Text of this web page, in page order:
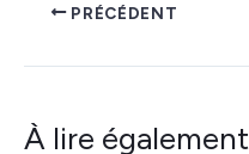
PRÉCÉDENT
À lire également